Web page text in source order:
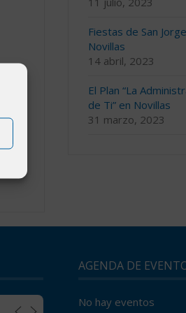
Fiestas de San
Novillas
14 abril, 2023
El Plan “La
de Ti” en Novillas
31 marzo, 2023
AGENDA DE
No hay eventos